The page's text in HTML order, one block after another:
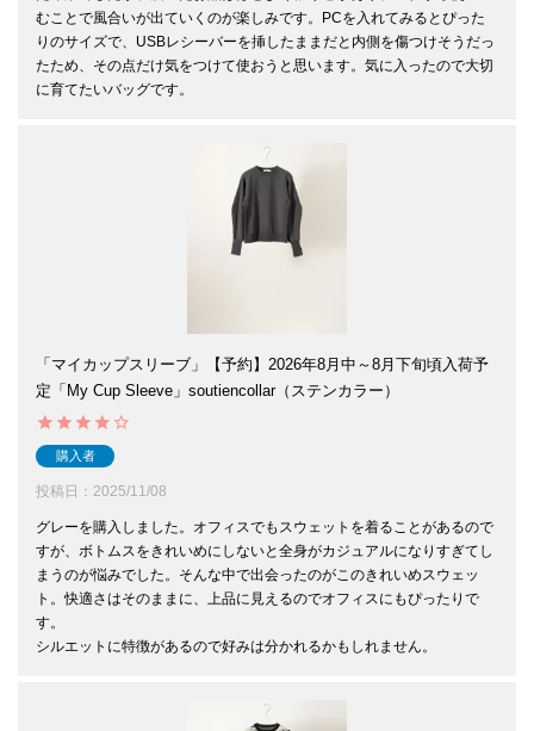
むことで風合いが出ていくのが楽しみです。PCを入れてみるとぴった
りのサイズで、USBレシーバーを挿したままだと内側を傷つけそうだっ
たため、その点だけ気をつけて使おうと思います。気に入ったので大切
「マイカップスリーブ」【予約】2026年8月中～8月下旬頃入荷予
定「My Cup Sleeve」soutiencollar（ステンカラー）
購入者
投稿日 2025/11/08
グレーを購入しました。オフィスでもスウェットを着ることがあるので
すが、ボトムスをきれいめにしないと全身がカジュアルになりすぎてし
まうのが悩みでした。そんな中で出会ったのがこのきれいめスウェッ
ト。快適さはそのままに、上品に見えるのでオフィスにもぴったりで
す。